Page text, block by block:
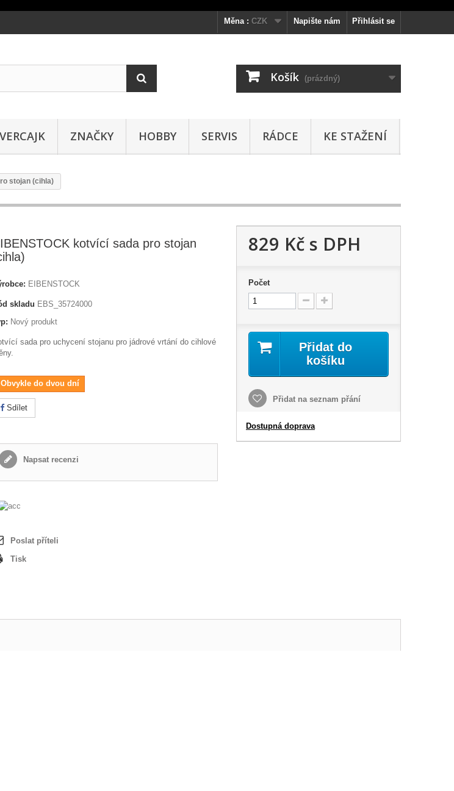
Přihlásit se
Napište nám
Měna : CZK
Košík (prázdný)
VERCAJK ZNAČKY HOBBY SERVIS RÁDCE KE STAŽENÍ
stojan (cihla)
kotvící sada pro stojan
EIBENSTOCK
skladu EBS_35724000
Nový produkt
sada pro uchycení stojanu pro jádrové vrtání do cihlové
Obvykle do dvou dní
Sdílet
Napsat recenzi
Poslat příteli
Tisk
829 Kčs DPH
Počet
Přidat do
košíku
Přidat na seznam přání
Dostupná doprava